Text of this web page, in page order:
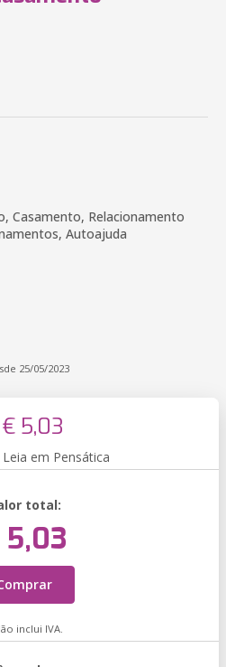
Casamento, Relacionamento
Autoajuda
25/05/2023
€ 5,03
Leia em Pensática
total:
5,03
inclui IVA.